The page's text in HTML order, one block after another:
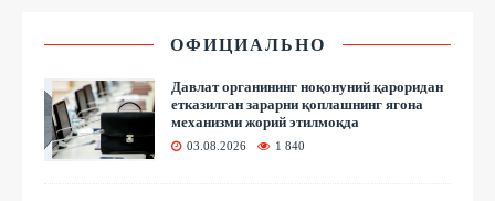
ОФИЦИАЛЬНО
Давлат органининг ноқонуний қароридан
етказилган зарарни қоплашнинг ягона
механизми жорий этилмоқда
03.08.2026 1 840